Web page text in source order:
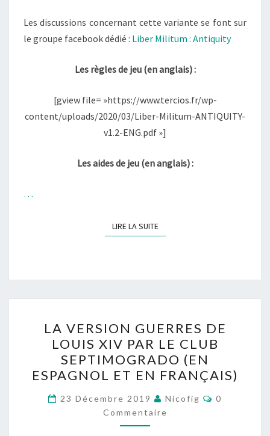
Les discussions concernant cette variante se font sur
le groupe facebook dédié : Liber Militum : Antiquity
Les règles de jeu (en anglais) :
[gview file= »https://www.tercios.fr/wp-
content/uploads/2020/03/Liber-Militum-ANTIQUITY-
v1.2-ENG.pdf »]
Les aides de jeu (en anglais) :
…
LIRE LA SUITELIRE LA SUITE
VERSION
GUERRES
DE
LOUIS
XIV
PAR
LE
LA VERSION GUERRES DE
LOUIS XIV PAR LE CLUB
SEPTIMOGRADO (EN
ESPAGNOL ET EN FRANÇAIS)
23 Décembre 2019 Nicofig
0
Commentaire